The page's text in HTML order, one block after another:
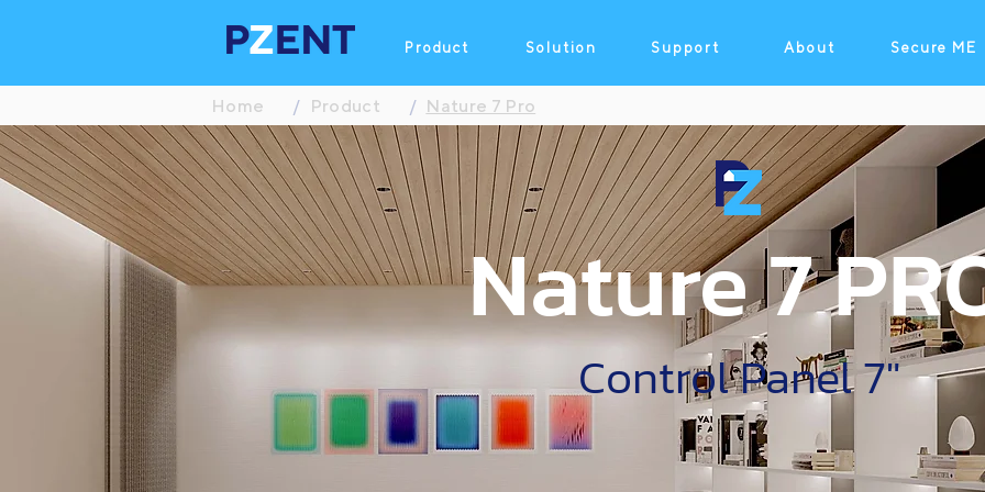
Product Solution Support About Secure ME
Nature 7
Control Panel 7"
Home / Product / Nature 7 Pro